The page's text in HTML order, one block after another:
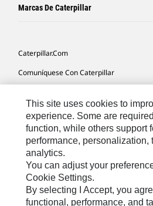
Marcas De Caterpillar
Caterpillar.com
Comuníquese Con Caterpillar
Mapa Del Sitio
Cookie Settings
Avisos Legales
Privacidad
This site uses cookies to
experience. Some are
function, while others support
performance, personalization,
analytics.
You can adjust your
Cookie Settings.
By selecting I Accept, you
functional, performance, and